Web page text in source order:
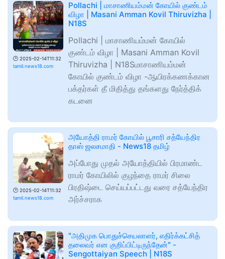
🕑 2025-02-14T11:32
tamil.news18.com
Pollachi | மாசாணியம்மன் கோயில் குண்டம்
விழா | Masani Amman Kovil Thiruvizha |
N18S
Pollachi | மாசாணியம்மன் கோயில்
குண்டம் விழா | Masani Amman Kovil
Thiruvizha | N18Sமாசாணியம்மன்
கோயில் குண்டம் விழா -ஆயிரக்கணக்கான
பக்தர்கள் தீ மிதித்து தங்களது நேர்த்திக்
கடனை
🕑 2025-02-14T11:32
tamil.news18.com
அயோத்தி ராமர் கோயில் பூசாரி சத்யேந்திர
தாஸ் ஜலசமாதி - News18 தமிழ்
அப்போது முதல் அயோத்தியில் பிரமாண்ட
ராமர் கோயிலில் குழந்தை ராமர் சிலை
பிரதிஷ்டை செய்யப்பட்டது வரை சத்யேந்திர
அர்ச்சராக
"அதிமுக பொதுச்செயலாளர், எதிர்க்கட்சித்
தலைவர் என குறிப்பிட்டிருந்தேன்" -
Sengottaiyan Speech | N18S